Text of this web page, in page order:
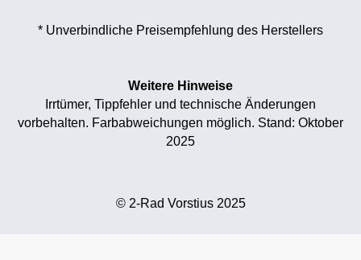
* Unverbindliche Preisempfehlung des Herstellers
Weitere Hinweise
Irrtümer, Tippfehler und technische Änderungen
vorbehalten. Farbabweichungen möglich. Stand: Oktober
2025
© 2-Rad Vorstius 2025